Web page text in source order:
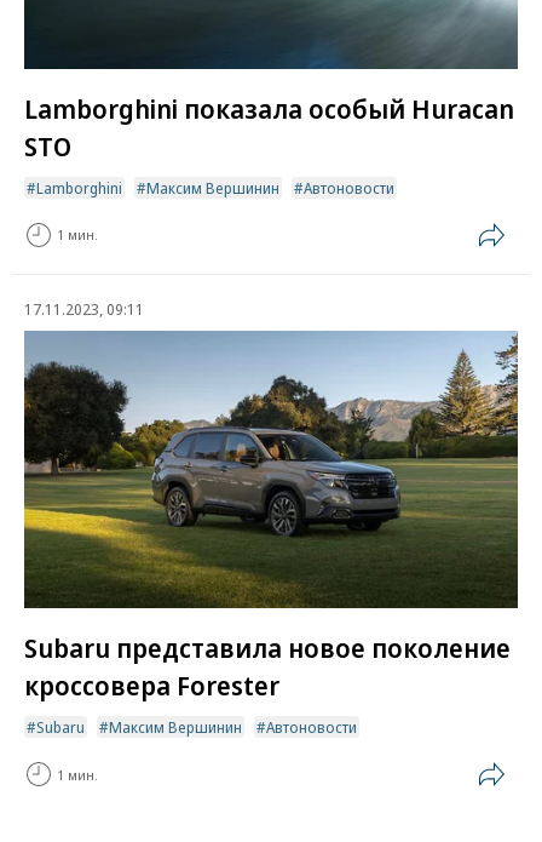
Lamborghini показала особый Huracan
STO
Lamborghini Максим Вершинин Автоновости
1 мин.
17.11.2023, 09:11
Subaru представила новое поколение
кроссовера Forester
Subaru Максим Вершинин Автоновости
1 мин.